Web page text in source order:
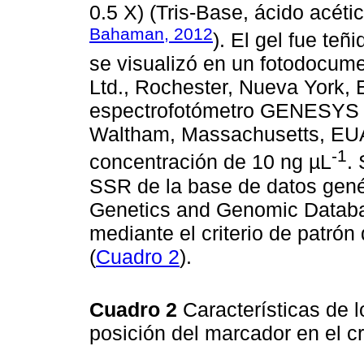
0.5 X) (Tris-Base, ácido
Bahaman, 2012). El gel fue
se visualizó en un
Ltd., Rochester, Nueva York,
espectrofotómetro
Waltham, Massachusetts,
concentración de 10 ng µL-1.
SSR de la base de datos
Genetics and Genomic
mediante el criterio de
(Cuadro 2).
Cuadro 2 Características de
posición del marcador en el